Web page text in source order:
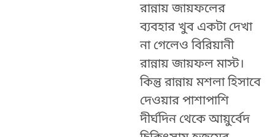
রান্নায় জায়ফলের
ব্যবহার খুব একটা দেখা
না গেলেও বিরিয়ানী
রান্নায় জায়ফল মাস্ট।
কিন্তু রান্নায় মশলা হিসাবে
দেওয়ার পাশাপাশি
দীর্ঘদিন থেকে আয়ুর্বেদ